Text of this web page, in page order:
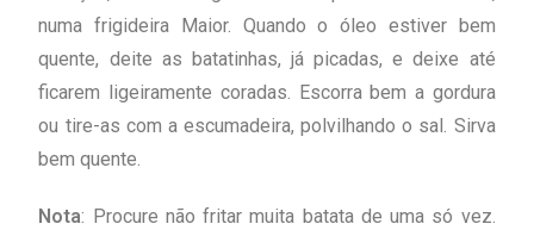
numa frigideira Maior. Quando o óleo estiver bem
quente, deite as batatinhas, já picadas, e deixe até
ficarem ligeiramente coradas. Escorra bem a gordura
ou tire-as com a escumadeira, polvilhando o sal. Sirva
bem quente.
Nota: Procure não fritar muita batata de uma só vez.